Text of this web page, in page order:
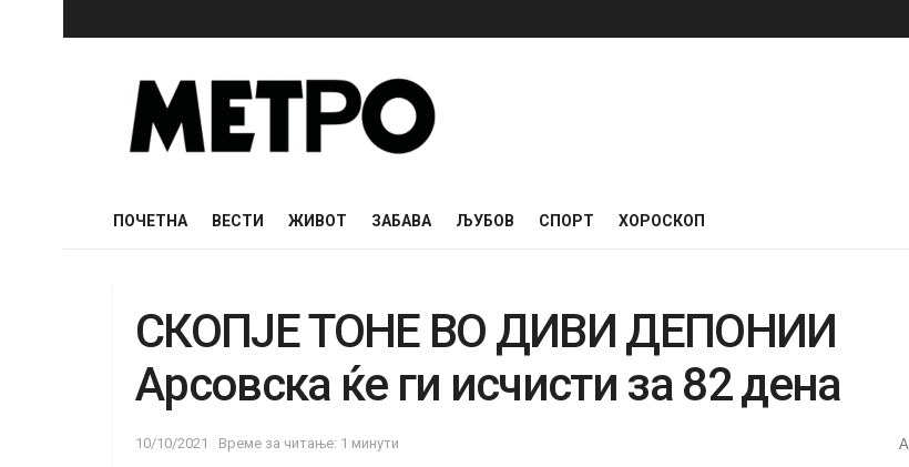
ПОЧЕТНА ВЕСТИ ЖИВОТ ЗАБАВА ЉУБОВ СПОРТ ХОРОСКОП
СКОПЈЕ ТОНЕ ВО ДИВИ ДЕПОНИИ
Арсовска ќе ги исчисти за 82 дена
10/10/2021 Време за читање: 1 минути A